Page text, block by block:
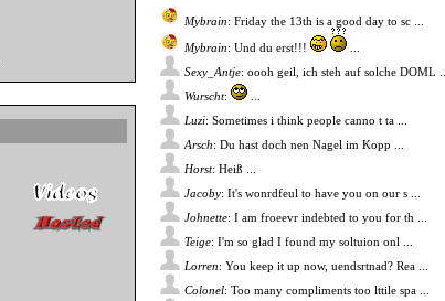
Mybrain: Friday the 13th is a good day to sc ...
Mybrain: Und du erst!!!
Sexy_Antje: oooh geil, ich steh auf solche DOML ...
Wurscht:
Luzi: Sometimes i think people canno t ta ...
Arsch: Du hast doch nen Nagel im Kopp ...
Horst: Heiß ...
Jacoby: It's wonrdfeul to have you on our s ...
Johnette: I am froeevr indebted to you for th ...
Teige: I'm so glad I found my soltuion onl ...
Lorren: You keep it up now, uendsrtnad? Rea ...
Colonel: Too many compliments too lttile spa ...